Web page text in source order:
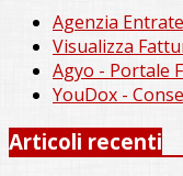
Agenzia
Visualizza
Agyo - Portale
YouDox -
Articoli recenti